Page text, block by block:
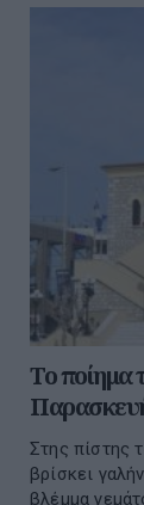
Το ποίημα
Στης πίστης
βρίσκει
βλέμμα